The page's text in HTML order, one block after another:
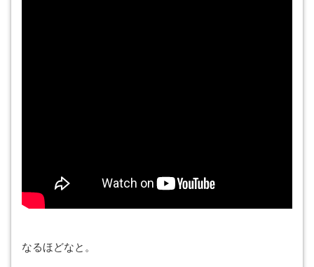
なるほどなと。